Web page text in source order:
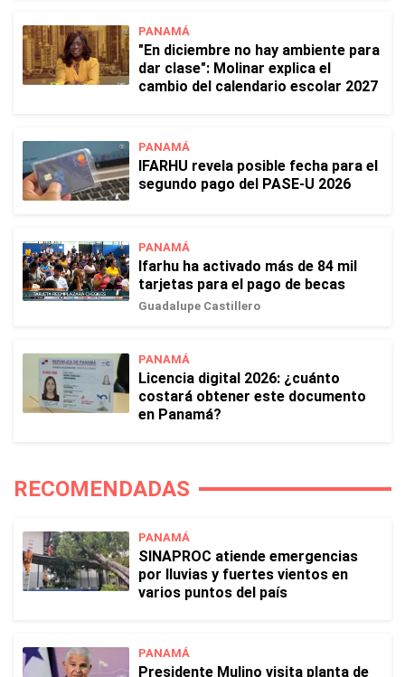
PANAMÁ
"En diciembre no hay ambiente para
dar clase": Molinar explica el
cambio del calendario escolar 2027
PANAMÁ
IFARHU revela posible fecha para el
segundo pago del PASE-U 2026
PANAMÁ
Ifarhu ha activado más de 84 mil
tarjetas para el pago de becas
Guadalupe Castillero
PANAMÁ
Licencia digital 2026: ¿cuánto
costará obtener este documento
en Panamá?
RECOMENDADAS
PANAMÁ
SINAPROC atiende emergencias
por lluvias y fuertes vientos en
varios puntos del país
PANAMÁ
Presidente Mulino visita planta de